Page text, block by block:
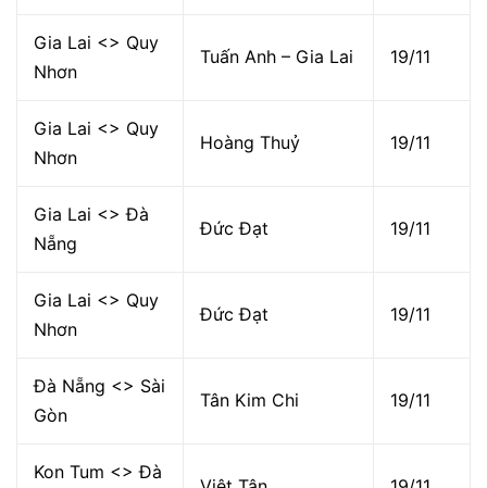
Gia Lai <> Quy
Nhơn
Tuấn Anh – Gia Lai 19/11
Gia Lai <> Quy
Nhơn
Hoàng Thuỷ 19/11
Gia Lai <> Đà
Nẵng
Đức Đạt 19/11
Gia Lai <> Quy
Nhơn
Đức Đạt 19/11
Đà Nẵng <> Sài
Gòn
Tân Kim Chi 19/11
Kon Tum <> Đà